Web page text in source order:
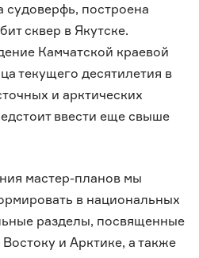
построена
сквер в Якутске.
Камчатской краевой
текущего десятилетия в
и арктических
ввести еще свыше
мастер-планов мы
в национальных
разделы, посвященные
и Арктике, а также